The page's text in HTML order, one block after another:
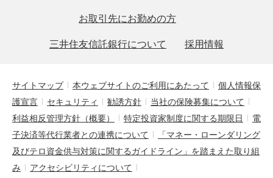
お取引先にお勤めの方
三井住友信託銀行について
採用情報
サイトマップ 本ウェブサイトのご利用にあたって
個人情報保
護宣言
セキュリティ 勧誘方針
当社の保険募集について
利益相反管理方針（概要）
特定投資家制度に関する期限日
電
子決済等代行業者との連携について
「マネー・ローンダリング
及びテロ資金供与対策に関するガイドライン」を踏まえた取り組
み
アクセシビリティについて